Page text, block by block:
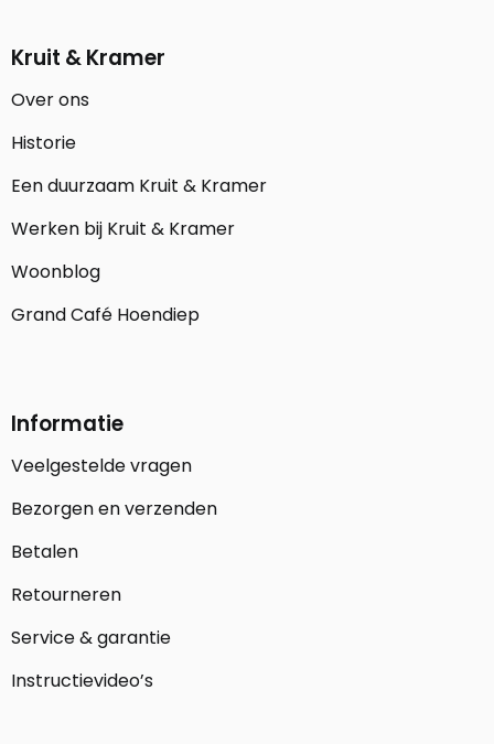
Kruit & Kramer
Over ons
Historie
Een duurzaam Kruit & Kramer
Werken bij Kruit & Kramer
Woonblog
Grand Café Hoendiep
Informatie
Veelgestelde vragen
Bezorgen en verzenden
Betalen
Retourneren
Service & garantie
Instructievideo’s